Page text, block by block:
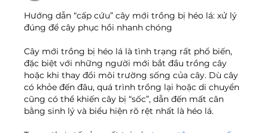
Hướng dẫn “cấp cứu” cây mới trồng bị héo lá: xử lý
đúng để cây phục hồi nhanh chóng
Cây mới trồng bị héo lá là tình trạng rất phổ biến,
đặc biệt với những người mới bắt đầu trồng cây
hoặc khi thay đổi môi trường sống của cây. Dù cây
có khỏe đến đâu, quá trình trồng lại hoặc di chuyển
cũng có thể khiến cây bị “sốc”, dẫn đến mất cân
bằng sinh lý và biểu hiện rõ rệt nhất là héo lá.